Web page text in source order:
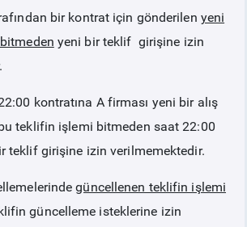
SİSTEMİ POLİTİKAMIZ
bir kontrat için gönderilen yeni
yeni bir teklif girişine izin
kontratına A firması yeni bir alış
teklifin işlemi bitmeden saat 22:00
teklif girişine izin verilmemektedir.
güncellenen teklifin işlemi
güncelleme isteklerine izin